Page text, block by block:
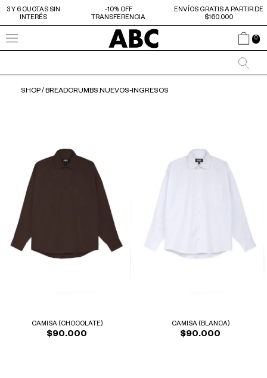
3 Y 6 CUOTAS SIN
INTERÉS
-10% OFF
TRANSFERENCIA
ENVÍOS GRATIS A PARTIR DE
$160.000
0
SHOP/ BREADCRUMBS.NUEVOS-INGRESOS
CAMISA (CHOCOLATE)
$90.000
CAMISA (BLANCA)
$90.000